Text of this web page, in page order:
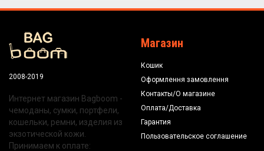
2008-2019
Интернет магазин Bagboom -
чемоданы, сумки, портфели,
кошельки, ремни, изделия из
экзотической кожи.
Принимаем к оплате:
Магазин
Кошик
Оформлення замовлення
Контакты/О магазине
Оплата/Доставка
Гарантия
Пользовательское соглашение